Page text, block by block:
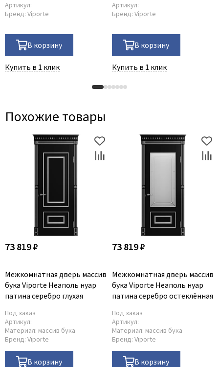
Артикул:
Бренд: Viporte
В корзину
Купить в 1 клик
Артикул:
Бренд: Viporte
В корзину
Купить в 1 клик
Похожие товары
73 819 ₽
Межкомнатная дверь массив
бука Viporte Неаполь нуар
патина серебро глухая
Под заказ
Артикул:
Материал: массив бука
Бренд: Viporte
В корзину
73 819 ₽
Межкомнатная дверь массив
бука Viporte Неаполь нуар
патина серебро остеклённая
Под заказ
Артикул:
Материал: массив бука
Бренд: Viporte
В корзину